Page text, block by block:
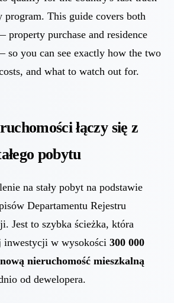
program. This guide covers both
property purchase and residence
you can see exactly how the two
and what to watch out for.
łączy się z
pobytu
na stały pobyt na podstawie
Departamentu Rejestru
Jest to szybka ścieżka, która
inwestycji w wysokości 300 000
nową nieruchomość mieszkalną
od dewelopera.